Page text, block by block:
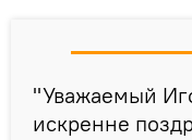
"Уважаемый
искренне